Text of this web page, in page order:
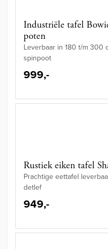
Industriële tafel
poten
Leverbaar in 180 t/m 300
spinpoot
999,-
Rustiek eiken tafel
Prachtige eettafel
detlef
949,-